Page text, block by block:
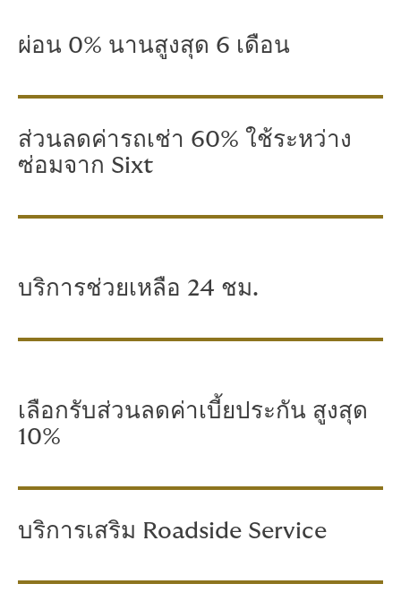
ผ่อน 0% นานสูงสุด 6 เดือน
ส่วนลดค่ารถเช่า 60% ใช้ระหว่าง
ซ่อมจาก Sixt
บริการช่วยเหลือ 24 ชม.
เลือกรับส่วนลดค่าเบี้ยประกัน สูงสุด
10%
บริการเสริม Roadside Service